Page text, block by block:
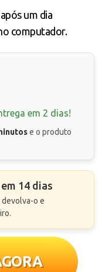
após um dia
computador.
em 2 dias!
e o produto
14 dias
o e